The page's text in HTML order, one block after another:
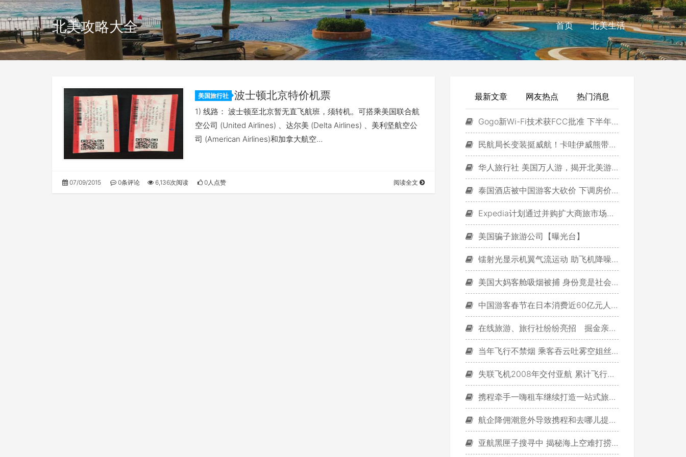
北美攻略大全 首页 北美生活
美国旅行社 波士顿北京特价机票
1) 线路： 波士顿至北京暂无直飞航班，须转机。可搭乘美国联合航
空公司 (United Airlines) 、达尔美 (Delta Airlines) 、美利坚航空公
司 (American Airlines)和加拿大航空…
07/09/2015 0条评论 6,136次阅读 0人点赞 阅读全文
最新文章 网友热点 热门消息
Gogo新Wi-Fi技术获FCC批准 下半年将商用
民航局长变装挺威航！卡哇伊威熊带台湾黑熊兄弟来站台！
华人旅行社 美国万人游，揭开北美游新篇章
泰国酒店被中国游客大砍价 下调房价30%至40%
Expedia计划通过并购扩大商旅市场份额
美国骗子旅游公司【曝光台】
镭射光显示机翼气流运动 助飞机降噪省油
美国大妈客舱吸烟被捕 身份竟是社会学教授
中国游客春节在日本消费近60亿元人民币
在线旅游、旅行社纷纷亮招 掘金亲子游
当年飞行不禁烟 乘客吞云吐雾空姐丝袜被烧破
失联飞机2008年交付亚航 累计飞行23000小时
携程牵手一嗨租车继续打造一站式旅行服务
航企降佣潮意外导致携程和去哪儿提前对决
亚航黑匣子搜寻中 揭秘海上空难打捞调查步骤